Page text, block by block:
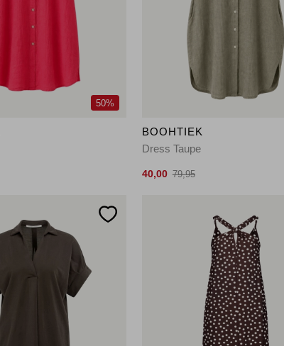
50%
BOOHTIEK
Dress Taupe
40,00 79,95